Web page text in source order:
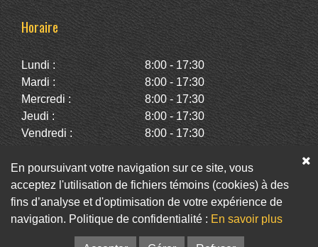
Horaire
Lundi :
8:00 - 17:30
Mardi :
8:00 - 17:30
Mercredi :
8:00 - 17:30
Jeudi :
8:00 - 17:30
Vendredi :
8:00 - 17:30
Dimanche :
Fermé
Facebook Twitter Infolettre
En poursuivant votre navigation sur ce site, vous
acceptez l'utilisation de fichiers témoins (cookies) à des
fins d’analyse et d'optimisation de votre expérience de
navigation. Politique de confidentialité : En savoir plus